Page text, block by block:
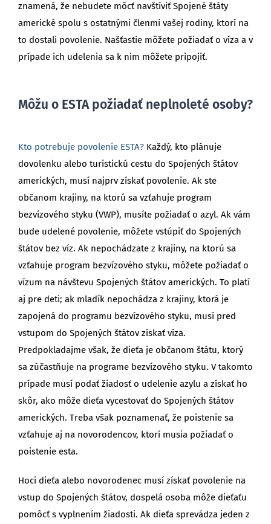
znamená, že nebudete môcť navštíviť Spojené štáty
americké spolu s ostatnými členmi vašej rodiny, ktorí na
to dostali povolenie. Našťastie môžete požiadať o víza a v
prípade ich udelenia sa k nim môžete pripojiť.
Môžu o ESTA požiadať neplnoleté osoby?
Kto potrebuje povolenie ESTA?Každý, kto plánuje
dovolenku alebo turistickú cestu do Spojených štátov
amerických, musí najprv získať povolenie. Ak ste
občanom krajiny, na ktorú sa vzťahuje program
bezvízového styku (VWP), musíte požiadať o azyl. Ak vám
bude udelené povolenie, môžete vstúpiť do Spojených
štátov bez víz. Ak nepochádzate z krajiny, na ktorú sa
vzťahuje program bezvízového styku, môžete požiadať o
vízum na návštevu Spojených štátov amerických. To platí
aj pre deti; ak mladík nepochádza z krajiny, ktorá je
zapojená do programu bezvízového styku, musí pred
vstupom do Spojených štátov získať víza.
Predpokladajme však, že dieťa je občanom štátu, ktorý
sa zúčastňuje na programe bezvízového styku. V takomto
prípade musí podať žiadosť o udelenie azylu a získať ho
skôr, ako môže dieťa vycestovať do Spojených štátov
amerických. Treba však poznamenať, že poistenie sa
vzťahuje aj na novorodencov, ktorí musia požiadať o
poistenie esta.
Hoci dieťa alebo novorodenec musí získať povolenie na
vstup do Spojených štátov, dospelá osoba môže dieťaťu
pomôcť s vyplnením žiadosti. Ak dieťa sprevádza jeden z